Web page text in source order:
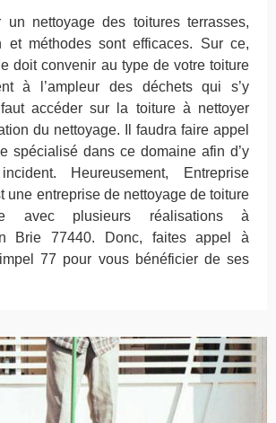
un nettoyage des toitures terrasses,
et méthodes sont efficaces. Sur ce,
doit convenir au type de votre toiture
à l’ampleur des déchets qui s’y
accéder sur la toiture à nettoyer
du nettoyage. Il faudra faire appel
spécialisé dans ce domaine afin d’y
Heureusement, Entreprise
une entreprise de nettoyage de toiture
avec plusieurs réalisations à
Brie 77440. Donc, faites appel à
77 pour vous bénéficier de ses